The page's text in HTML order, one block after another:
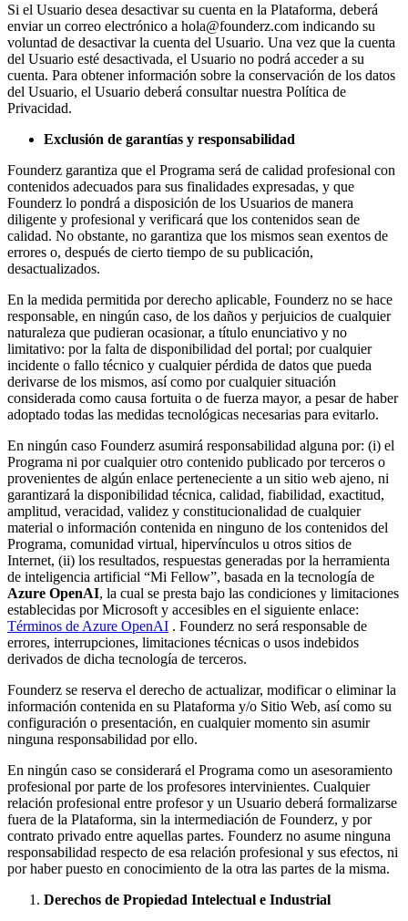
Si el Usuario desea desactivar su cuenta en la Plataforma, deberá
enviar un correo electrónico a hola@founderz.com indicando su
voluntad de desactivar la cuenta del Usuario. Una vez que la cuenta
del Usuario esté desactivada, el Usuario no podrá acceder a su
cuenta. Para obtener información sobre la conservación de los datos
del Usuario, el Usuario deberá consultar nuestra Política de
Privacidad.
Exclusión de garantías y responsabilidad
Founderz garantiza que el Programa será de calidad profesional con
contenidos adecuados para sus finalidades expresadas, y que
Founderz lo pondrá a disposición de los Usuarios de manera
diligente y profesional y verificará que los contenidos sean de
calidad. No obstante, no garantiza que los mismos sean exentos de
errores o, después de cierto tiempo de su publicación,
desactualizados.
En la medida permitida por derecho aplicable, Founderz no se hace
responsable, en ningún caso, de los daños y perjuicios de cualquier
naturaleza que pudieran ocasionar, a título enunciativo y no
limitativo: por la falta de disponibilidad del portal; por cualquier
incidente o fallo técnico y cualquier pérdida de datos que pueda
derivarse de los mismos, así como por cualquier situación
considerada como causa fortuita o de fuerza mayor, a pesar de haber
adoptado todas las medidas tecnológicas necesarias para evitarlo.
En ningún caso Founderz asumirá responsabilidad alguna por: (i) el
Programa ni por cualquier otro contenido publicado por terceros o
provenientes de algún enlace perteneciente a un sitio web ajeno, ni
garantizará la disponibilidad técnica, calidad, fiabilidad, exactitud,
amplitud, veracidad, validez y constitucionalidad de cualquier
material o información contenida en ninguno de los contenidos del
Programa, comunidad virtual, hipervínculos u otros sitios de
Internet, (ii) los resultados, respuestas generadas por la herramienta
de inteligencia artificial “Mi Fellow”, basada en la tecnología de
Azure OpenAI, la cual se presta bajo las condiciones y limitaciones
establecidas por Microsoft y accesibles en el siguiente enlace:
Términos de Azure OpenAI . Founderz no será responsable de
errores, interrupciones, limitaciones técnicas o usos indebidos
derivados de dicha tecnología de terceros.
Founderz se reserva el derecho de actualizar, modificar o eliminar la
información contenida en su Plataforma y/o Sitio Web, así como su
configuración o presentación, en cualquier momento sin asumir
ninguna responsabilidad por ello.
En ningún caso se considerará el Programa como un asesoramiento
profesional por parte de los profesores intervinientes. Cualquier
relación profesional entre profesor y un Usuario deberá formalizarse
fuera de la Plataforma, sin la intermediación de Founderz, y por
contrato privado entre aquellas partes. Founderz no asume ninguna
responsabilidad respecto de esa relación profesional y sus efectos, ni
por haber puesto en conocimiento de la otra las partes de la misma.
Derechos de Propiedad Intelectual e Industrial